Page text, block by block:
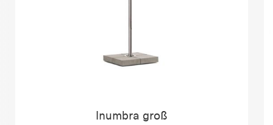
Inumbra groß